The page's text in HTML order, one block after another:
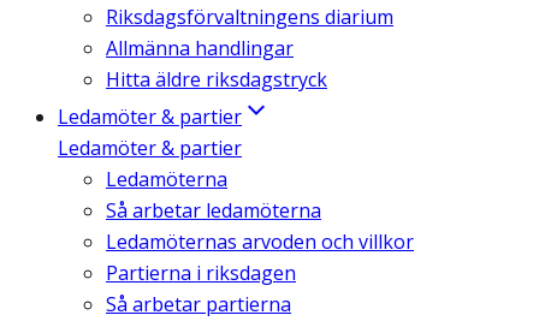
Riksdagsförvaltningens diarium
Allmänna handlingar
Hitta äldre riksdagstryck
Ledamöter & partier
Ledamöter & partier
Ledamöterna
Så arbetar ledamöterna
Ledamöternas arvoden och villkor
Partierna i riksdagen
Så arbetar partierna